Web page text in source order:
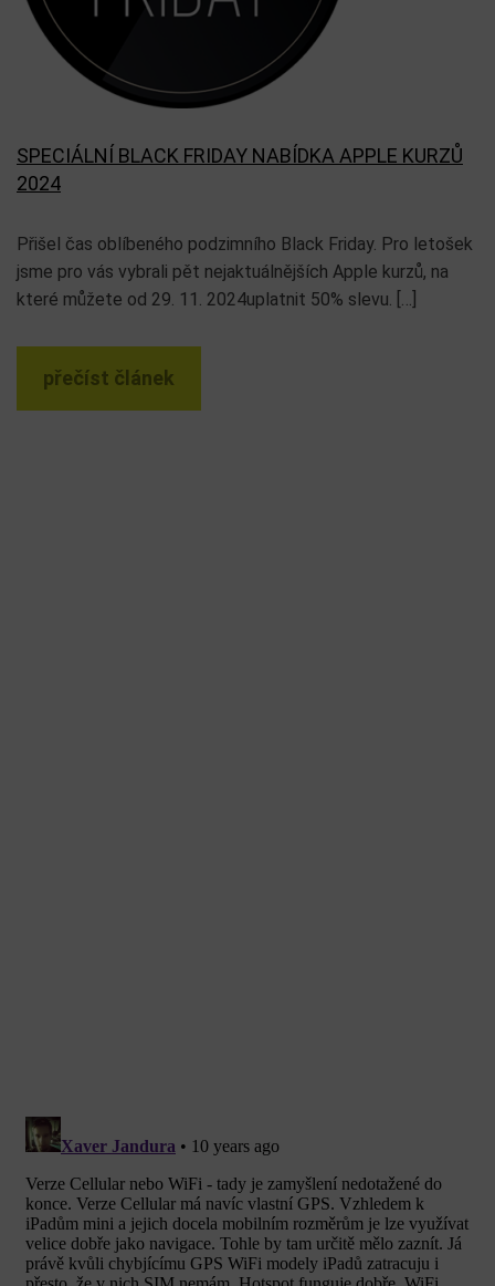
SPECIÁLNÍ BLACK FRIDAY NABÍDKA APPLE KURZŮ
2024
Přišel čas oblíbeného podzimního Black Friday. Pro letošek
jsme pro vás vybrali pět nejaktuálnějších Apple kurzů, na
které můžete od 29. 11. 2024uplatnit 50% slevu. […]
přečíst článek